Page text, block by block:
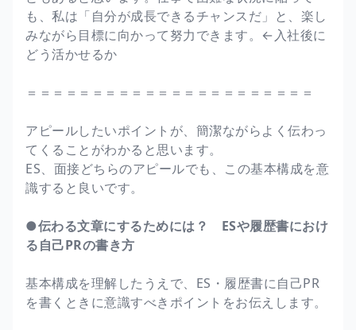
も、私は「自分が成長できるチャンスだ」と、楽し
みながら目標に向かって努力できます。←入社後に
どう活かせるか
＝＝＝＝＝＝＝＝＝＝＝＝＝＝＝＝＝＝＝＝＝＝
アピールしたいポイントが、簡潔ながらよく伝わっ
てくることがわかると思います。
ES、面接どちらのアピールでも、この基本構成を意
識すると良いです。
●伝わる文章にするためには？ ESや履歴書におけ
る自己PRの書き方
基本構成を理解したうえで、ES・履歴書に自己PR
を書くときに意識すべきポイントをお伝えします。